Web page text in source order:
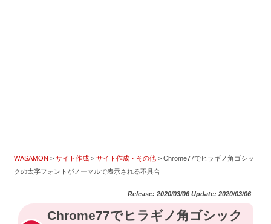
WASAMON > サイト作成> サイト作成・その他> Chrome77でヒラギノ角ゴシッ
クの太字フォントがノーマルで表示される不具合
Release: 2020/03/06 Update: 2020/03/06
Chrome77でヒラギノ角ゴシック